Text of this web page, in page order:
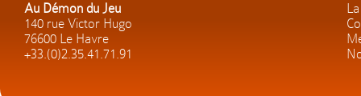
Au Démon du Jeu
140 rue Victor Hugo
76600 Le Havre
+33.(0)2.35.41.71.91